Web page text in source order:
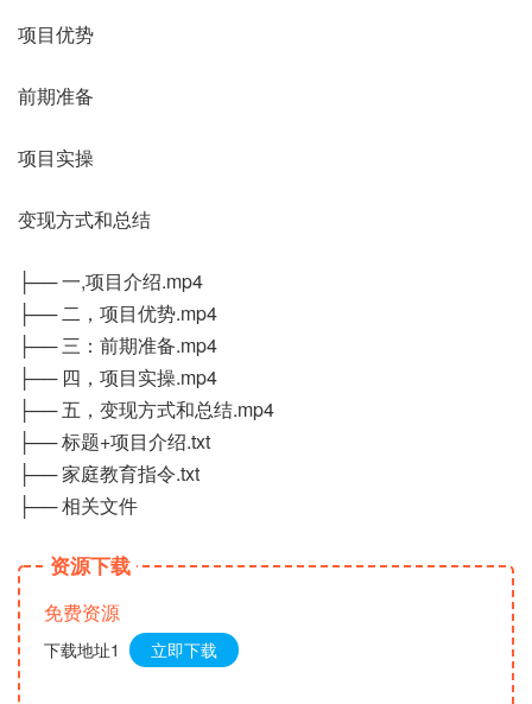
项目优势
前期准备
项目实操
变现方式和总结
├── 一,项目介绍.mp4
├── 二，项目优势.mp4
├── 三：前期准备.mp4
├── 四，项目实操.mp4
├── 五，变现方式和总结.mp4
├── 标题+项目介绍.txt
├── 家庭教育指令.txt
├── 相关文件
资源下载
免费资源
下载地址1 立即下载